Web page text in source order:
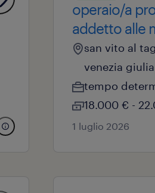
operaio/a
addetto alle
san vito al
venezia giulia
tempo
18.000 € -
1 luglio 2026